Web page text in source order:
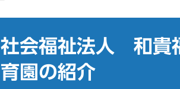
社会福祉法人 和貴
育園の紹介